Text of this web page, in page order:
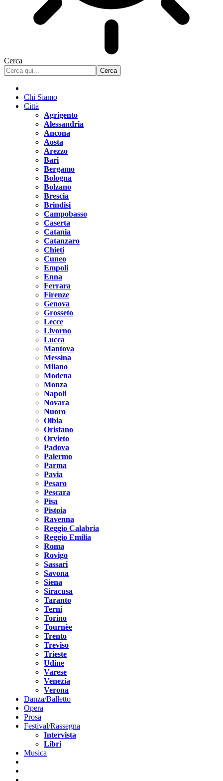
Cerca
Chi Siamo
Città
Agrigento
Alessandria
Ancona
Aosta
Arezzo
Bari
Bergamo
Bologna
Bolzano
Brescia
Brindisi
Campobasso
Caserta
Catania
Catanzaro
Chieti
Cuneo
Empoli
Enna
Ferrara
Firenze
Genova
Grosseto
Lecce
Livorno
Lucca
Mantova
Messina
Milano
Modena
Monza
Napoli
Novara
Nuoro
Olbia
Oristano
Orvieto
Padova
Palermo
Parma
Pavia
Pesaro
Pescara
Pisa
Pistoia
Ravenna
Reggio Calabria
Reggio Emilia
Roma
Rovigo
Sassari
Savona
Siena
Siracusa
Taranto
Terni
Torino
Tournèe
Trento
Treviso
Trieste
Udine
Varese
Venezia
Verona
Danza/Balletto
Opera
Prosa
Festival/Rassegna
Intervista
Libri
Musica